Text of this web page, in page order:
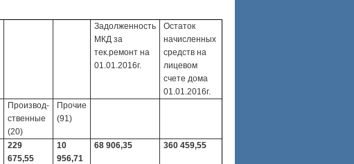
Задолженность
МКД за
тек.ремонт на
01.01.2016г.
Остаток
начисленных
средств на
лицевом
счете дома
01.01.2016г.
Производ-
ственные
(20)
Прочие
(91)
229
675,55
10
956,71
68 906,35 360 459,55